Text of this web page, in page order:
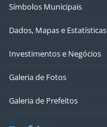
Símbolos Municipais
Dados, Mapas e Estatísticas
Investimentos e Negócios
Galeria de Fotos
Galeria de Prefeitos